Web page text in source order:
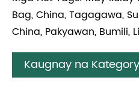
Bag, China, Tagagawa,
China, Pakyawan, Bumili,
Kaugnay na